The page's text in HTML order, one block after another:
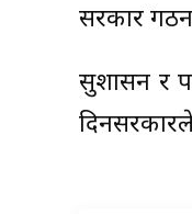
सरकार
सुशासन र